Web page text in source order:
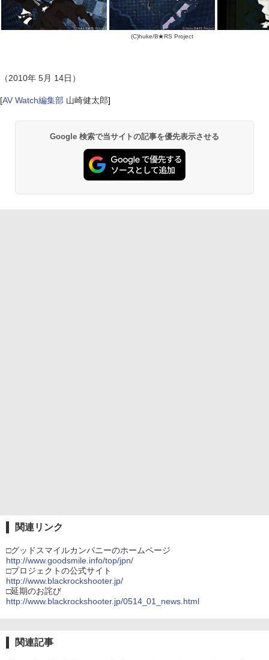
(C)huke/B★RS Project
（2010年 5月 14日）
[AV Watch編集部 山崎健太郎]
Google 検索で当サイトの記事を優先表示させる
関連リンク
□グッドスマイルカンパニーのホームページ
http://www.goodsmile.info/top/jpn/
□プロジェクトの公式サイト
http://www.blackrockshooter.jp/
□延期のお詫び
http://www.blackrockshooter.jp/0514_01_news.html
関連記事